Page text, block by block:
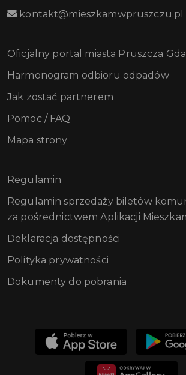
kontakt@mieszkamwpruszczu.pl
Oficjalny portal miasta Pruszcza
Harmonogram odbioru odpadów
Jak zostać partnerem
Pomoc / FAQ
Mapa strony
Regulamin
Regulamin sprzedaży biletów
za pośrednictwem Aplikacji
Deklaracja dostępności
Polityka prywatności
Dokumenty do pobrania